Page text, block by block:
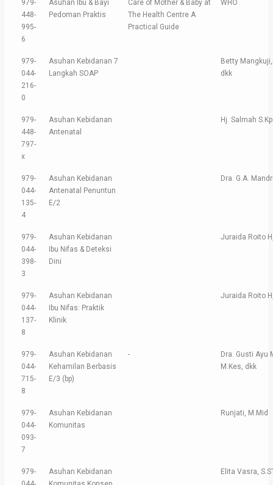
979-
448-
995-
6
Asuhan Ibu & Bayi
Pedoman Praktis
Care of Mother & Baby at
The Health Centre A
Practical Guide
WHO
979-
044-
216-
0
Asuhan Kebidanan 7
Langkah SOAP
Betty
dkk
979-
448-
797-
x
Asuhan Kebidanan
Antenatal
Hj. Salmah S.Kp
979-
044-
135-
4
Asuhan Kebidanan
Antenatal Penuntun
E/2
Dra. G.A.
979-
044-
398-
3
Asuhan Kebidanan
Ibu Nifas & Deteksi
Dini
Juraida Roito
979-
044-
137-
8
Asuhan Kebidanan
Ibu Nifas: Praktik
Klinik
Juraida Roito
979-
044-
715-
8
Asuhan Kebidanan
Kehamilan Berbasis
E/3 (bp)
-
Dra. Gusti Ayu
M.Kes, dkk
979-
044-
093-
7
Asuhan Kebidanan
Komunitas
Runjati, M.Mid
979-
Asuhan Kebidanan
Elita Vasra,